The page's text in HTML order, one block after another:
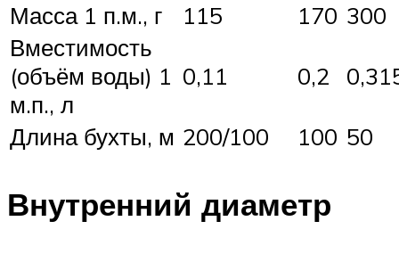
Масса 1 п.м., г 115 170 300
Вместимость
(объём воды) 1
м.п., л
0,11 0,2
Длина бухты, м 200/100 100 50
Внутренний диаметр